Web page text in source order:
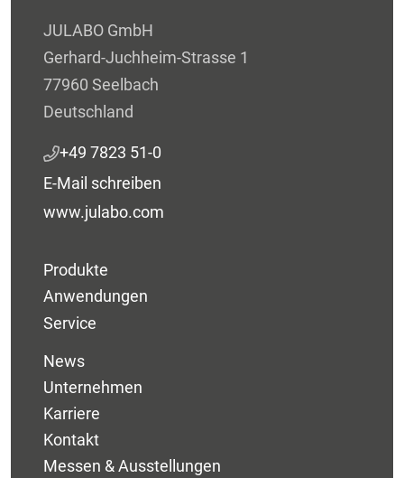
JULABO GmbH
Gerhard-Juchheim-Strasse 1
77960 Seelbach
Deutschland
+49 7823 51-0
E-Mail schreiben
www.julabo.com
Produkte
Anwendungen
Service
News
Unternehmen
Karriere
Kontakt
Messen & Ausstellungen